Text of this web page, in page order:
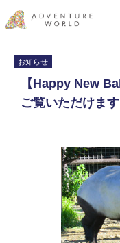
お知らせ
【Happy New
ご覧いただけます